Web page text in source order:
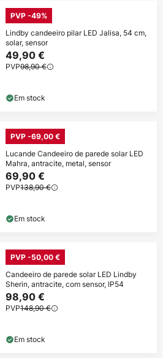
PVP -49%
Lindby candeeiro pilar LED Jalisa, 54 cm,
solar, sensor
49,90 €
PVP98,90 €
Em stock
PVP -69,00 €
Lucande Candeeiro de parede solar LED
Mahra, antracite, metal, sensor
69,90 €
PVP138,90 €
Em stock
PVP -50,00 €
Candeeiro de parede solar LED Lindby
Sherin, antracite, com sensor, IP54
98,90 €
PVP148,90 €
Em stock